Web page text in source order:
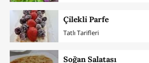
Çilekli Parfe
Tatlı Tarifleri
Soğan Salatası